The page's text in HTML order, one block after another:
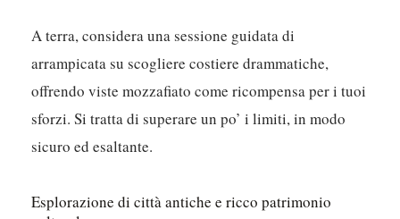
A terra, considera una sessione guidata di
arrampicata su scogliere costiere drammatiche,
offrendo viste mozzafiato come ricompensa per i tuoi
sforzi. Si tratta di superare un po’ i limiti, in modo
sicuro ed esaltante.
Esplorazione di città antiche e ricco patrimonio